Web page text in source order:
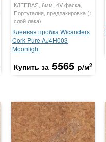
КЛЕЕВАЯ, 6мм, 4V фаска,
Португалия, предлакировка (1
слой лака)
Клеевая пробка Wicanders
Cork Pure AJ4H003
Moonlight
Купить за 5565 р/м2